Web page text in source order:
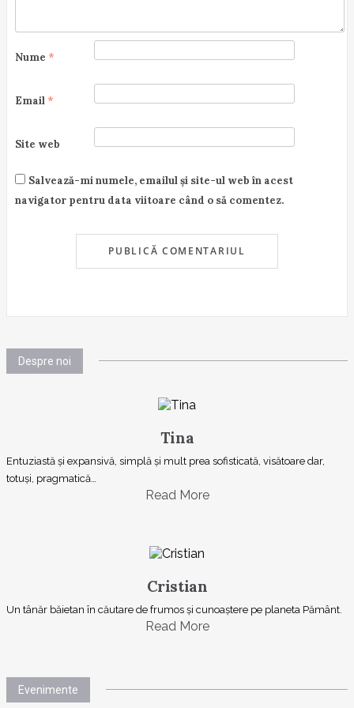
Nume *
Email *
Site web
Salvează-mi numele, emailul și site-ul web în acest
navigator pentru data viitoare când o să comentez.
Despre noi
Tina
Entuziastă şi expansivă, simplă şi mult prea sofisticată, visătoare dar,
totuşi, pragmatică…
Read More
Cristian
Un tânăr băietan în căutare de frumos și cunoaștere pe planeta Pământ.
Read More
Evenimente